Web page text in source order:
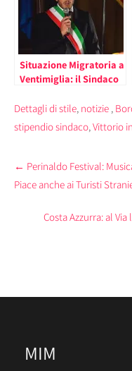
Situazione Migratoria a
Ventimiglia: il Sindaco
Vazio dal Ministro
Minniti per “la Grave
Situazione che Vive la
Dettagli di stile, notizie ,
stipendio sindaco,Vittorio
Post
navigation
← Perinaldo Festival:
Piace anche ai Turisti
Costa Azzurra: al
MIM